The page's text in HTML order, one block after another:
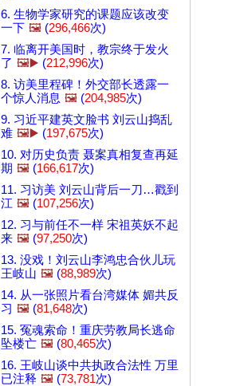
6. 生物学家研究的课题应该改变
一下 🖼️ (296,466次)
7. 临离开美国时，教宗终于发火
了 🖼️▶️ (212,996次)
8. 访美里程碑！外交部长透露一
个惊人消息 🖼️ (204,985次)
9. 习近平建英文脸书 刘云山捣乱
难 🖼️▶️ (197,675次)
10. 对历史负责 聂案真相复查再延
期 🖼️ (166,617次)
11. 习访美 刘云山背后一刀…戳到
江 🖼️ (107,256次)
12. 习与前任不一样 宋祖英妖不起
来 🖼️ (97,250次)
13. 没戏！刘云山李鸿忠合伙儿玩
王岐山 🖼️ (88,989次)
14. 从一张照片看台湾媒体 媚共反
习 🖼️ (81,648次)
15. 冤魂索命！重庆劳教局长逃命
坠楼亡 🖼️ (80,465次)
16. 王岐山谈中共执政合法性 万里
已注释 🖼️ (73,781次)